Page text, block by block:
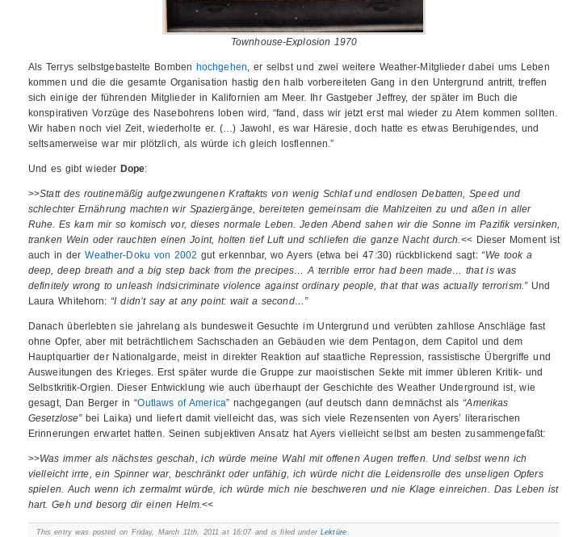
Townhouse-Explosion 1970
Als Terrys selbstgebastelte Bomben hochgehen, er selbst und zwei weitere Weather-Mitglieder dabei ums Leben
kommen und die die gesamte Organisation hastig den halb vorbereiteten Gang in den Untergrund antritt, treffen
sich einige der führenden Mitglieder in Kalifornien am Meer. Ihr Gastgeber Jeffrey, der später im Buch die
konspirativen Vorzüge des Nasebohrens loben wird, “fand, dass wir jetzt erst mal wieder zu Atem kommen sollten.
Wir haben noch viel Zeit, wiederholte er. (…) Jawohl, es war Häresie, doch hatte es etwas Beruhigendes, und
seltsamerweise war mir plötzlich, als würde ich gleich losflennen.”
Und es gibt wieder Dope:
>>Statt des routinemäßig aufgezwungenen Kraftakts von wenig Schlaf und endlosen Debatten, Speed und
schlechter Ernährung machten wir Spaziergänge, bereiteten gemeinsam die Mahlzeiten zu und aßen in aller
Ruhe. Es kam mir so komisch vor, dieses normale Leben. Jeden Abend sahen wir die Sonne im Pazifik versinken,
tranken Wein oder rauchten einen Joint, holten tief Luft und schliefen die ganze Nacht durch.<< Dieser Moment ist
auch in derWeather-Doku von 2002 gut erkennbar, wo Ayers (etwa bei 47:30) rückblickend sagt: “We took a
deep, deep breath and a big step back from the precipes… A terrible error had been made… that is was
definitely wrong to unleash indsicriminate violence against ordinary people, that that was actually terrorism.”Und
Laura Whitehorn: “I didn’t say at any point: wait a second…”
Danach überlebten sie jahrelang als bundesweit Gesuchte im Untergrund und verübten zahllose Anschläge fast
ohne Opfer, aber mit beträchtlichem Sachschaden an Gebäuden wie dem Pentagon, dem Capitol und dem
Hauptquartier der Nationalgarde, meist in direkter Reaktion auf staatliche Repression, rassistische Übergriffe und
Ausweitungen des Krieges. Erst später wurde die Gruppe zur maoistischen Sekte mit immer übleren Kritik- und
Selbstkritik-Orgien. Dieser Entwicklung wie auch überhaupt der Geschichte des Weather Underground ist, wie
gesagt, Dan Berger in “Outlaws of America” nachgegangen (auf deutsch dann demnächst als “Amerikas
Gesetzlose”bei Laika) und liefert damit vielleicht das, was sich viele Rezensenten von Ayers’ literarischen
Erinnerungen erwartet hatten. Seinen subjektiven Ansatz hat Ayers vielleicht selbst am besten zusammengefaßt:
>>Was immer als nächstes geschah, ich würde meine Wahl mit offenen Augen treffen. Und selbst wenn ich
vielleicht irrte, ein Spinner war, beschränkt oder unfähig, ich würde nicht die Leidensrolle des unseligen Opfers
spielen. Auch wenn ich zermalmt würde, ich würde mich nie beschweren und nie Klage einreichen. Das Leben ist
hart. Geh und besorg dir einen Helm.<<
This entry was posted on Friday, March 11th, 2011 at 16:07 and is filed underLektüre